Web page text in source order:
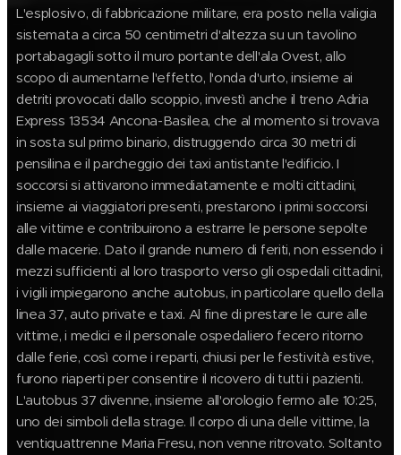
L'esplosivo, di fabbricazione militare, era posto nella valigia
sistemata a circa 50 centimetri d'altezza su un tavolino
portabagagli sotto il muro portante dell'ala Ovest, allo
scopo di aumentarne l'effetto, l'onda d'urto, insieme ai
detriti provocati dallo scoppio, investì anche il treno Adria
Express 13534 Ancona-Basilea, che al momento si trovava
in sosta sul primo binario, distruggendo circa 30 metri di
pensilina e il parcheggio dei taxi antistante l'edificio.I
soccorsi si attivarono immediatamente e molti cittadini,
insieme ai viaggiatori presenti, prestarono i primi soccorsi
alle vittime e contribuirono a estrarre le persone sepolte
dalle macerie. Dato il grande numero di feriti, non essendo i
mezzi sufficienti al loro trasporto verso gli ospedali cittadini,
i vigili impiegarono anche autobus, in particolare quello della
linea 37, auto private e taxi. Al fine di prestare le cure alle
vittime, i medici e il personale ospedaliero fecero ritorno
dalle ferie, così come i reparti, chiusi per le festività estive,
furono riaperti per consentire il ricovero di tutti i pazienti.
L'autobus 37 divenne, insieme all'orologio fermo alle 10:25,
uno dei simboli della strage. Il corpo di una delle vittime, la
ventiquattrenne Maria Fresu, non venne ritrovato. Soltanto